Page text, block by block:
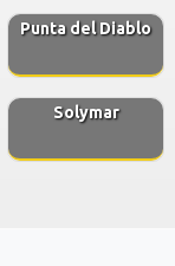
Punta del Diablo
Solymar